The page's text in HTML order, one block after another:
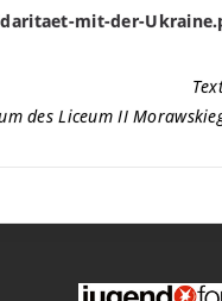
mit-der-
des Liceum II